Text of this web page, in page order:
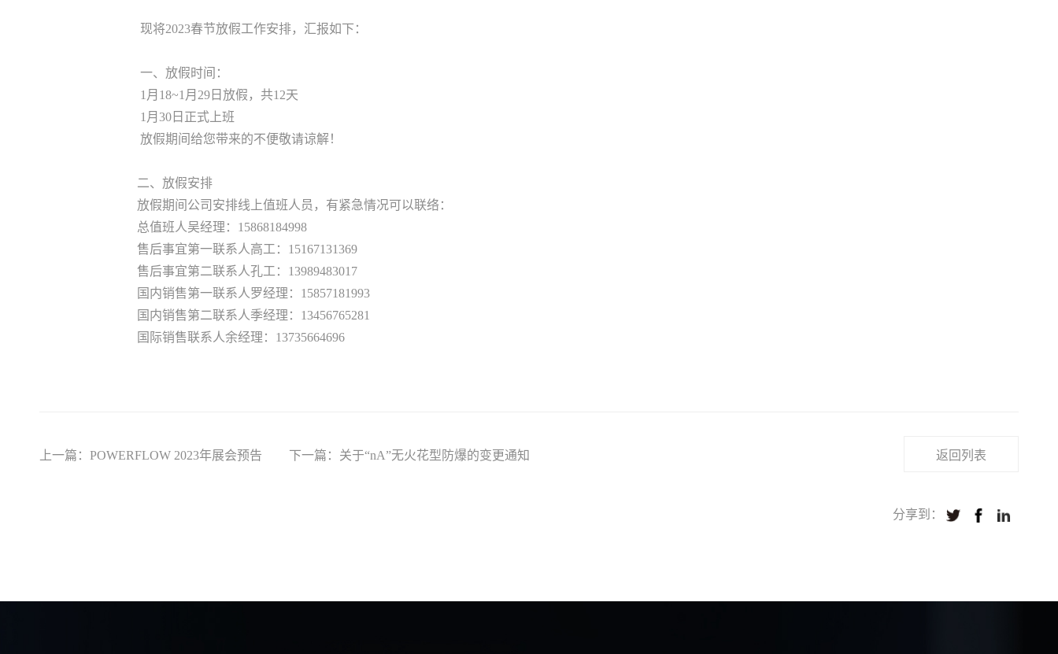
现将2023春节放假工作安排，汇报如下：
一、放假时间：
1月18~1月29日放假，共12天
1月30日正式上班
放假期间给您带来的不便敬请谅解！
二、放假安排
放假期间公司安排线上值班人员，有紧急情况可以联络：
总值班人吴经理：15868184998
售后事宜第一联系人高工：15167131369
售后事宜第二联系人孔工：13989483017
国内销售第一联系人罗经理：15857181993
国内销售第二联系人季经理：13456765281
国际销售联系人余经理：13735664696
上一篇：POWERFLOW 2023年展会预告 下一篇：关于“nA”无火花型防爆的变更通知 返回列表
分享到：